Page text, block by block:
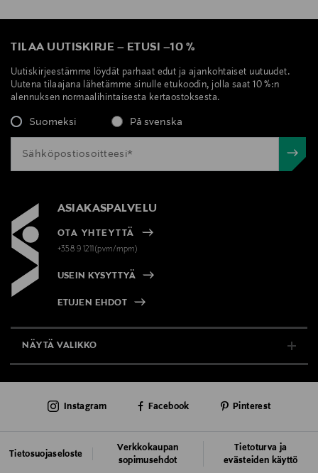
TILAA UUTISKIRJE – ETUSI –10 %
Uutiskirjeestämme löydät parhaat edut ja ajankohtaiset uutuudet.
Uutena tilaajana lähetämme sinulle etukoodin, jolla saat 10 %:n
alennuksen normaalihintaisesta kertaostoksesta.
Suomeksi På svenska
ASIAKASPALVELU
OTA YHTEYTTÄ
+358 9 1211(pvm/mpm)
USEIN KYSYTTYÄ
ETUJEN EHDOT
NÄYTÄ VALIKKO
AJANKOHTAISTA
Tietosuojaseloste
Verkkokaupan
sopimusehdot
Tietoturva ja
evästeiden käyttö
Instagram Facebook Pinterest